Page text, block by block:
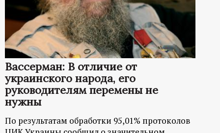
Вассерман: В отличие от
украинского народа, его
руководителям перемены не
нужны
По результатам обработки 95,01% протоколов